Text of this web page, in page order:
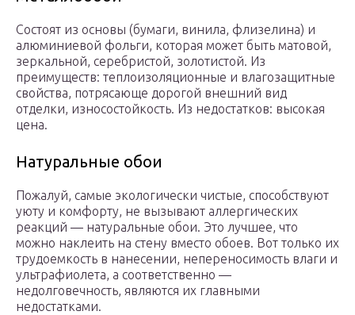
Состоят из основы (бумаги, винила, флизелина) и
алюминиевой фольги, которая может быть матовой,
зеркальной, серебристой, золотистой. Из
преимуществ: теплоизоляционные и влагозащитные
свойства, потрясающе дорогой внешний вид
отделки, износостойкость. Из недостатков: высокая
цена.
Натуральные обои
Пожалуй, самые экологически чистые, способствуют
уюту и комфорту, не вызывают аллергических
реакций — натуральные обои. Это лучшее, что
можно наклеить на стену вместо обоев. Вот только их
трудоемкость в нанесении, непереносимость влаги и
ультрафиолета, а соответственно —
недолговечность, являются их главными
недостатками.